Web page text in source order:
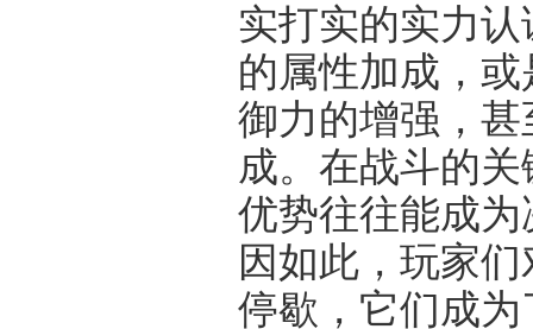
实打实的实力
的属性加成，
御力的增强，
成。在战斗的
优势往往能成
因如此，玩家
停歇，它们成